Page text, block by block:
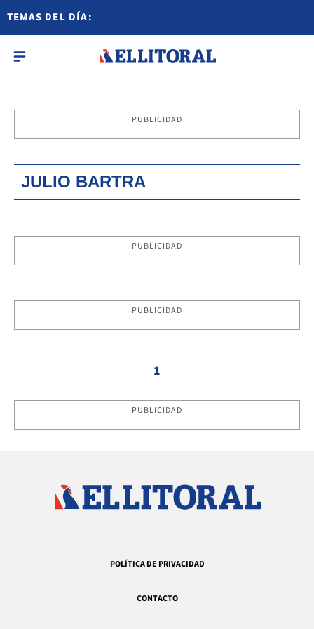
TEMAS DEL DÍA:
PUBLICIDAD
JULIO BARTRA
PUBLICIDAD
PUBLICIDAD
1
PUBLICIDAD
POLÍTICA DE PRIVACIDAD
CONTACTO